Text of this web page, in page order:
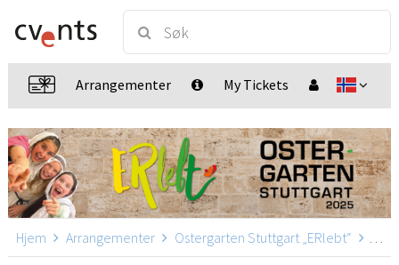
Arrangementer My Tickets
Hjem Arrangementer Ostergarten Stuttgart „ERlebt“